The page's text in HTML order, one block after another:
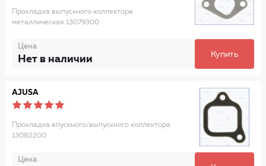
Прокладка выпускного коллектора
металлическая 13079300
Цена
Нет в наличии Купить
AJUSA
Прокладка впускного/выпускного коллектора
13082200
Цена